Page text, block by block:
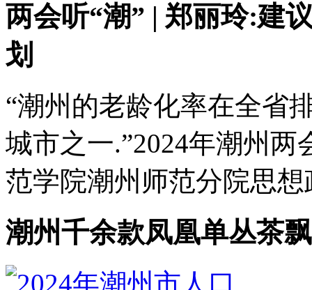
两会听“潮” | 郑丽玲:建
划
“潮州的老龄化率在全省
城市之一.”2024年潮州
范学院潮州师范分院思
潮州千余款凤凰单丛茶